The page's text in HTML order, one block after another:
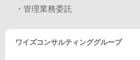
・管理業務委託
ワイズコンサルティンググループ